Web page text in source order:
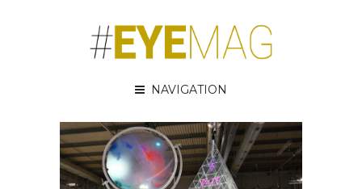
NAVIGATION